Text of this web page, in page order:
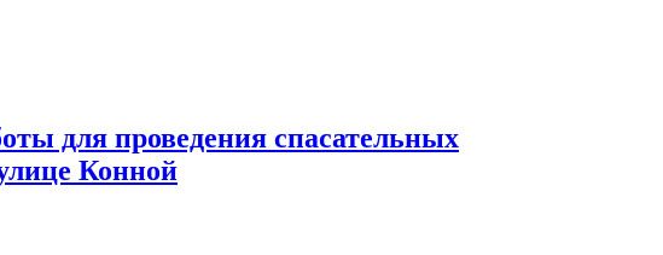
для проведения спасательных
Конной